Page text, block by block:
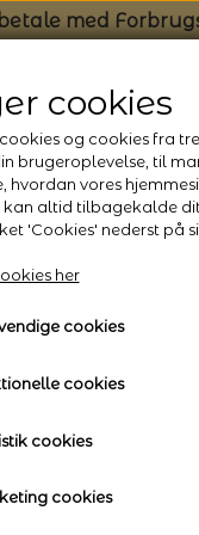
med
Butikken har
er åben og
på, at der
cookies
og cookies fra
brugeroplevelse, til
hvordan vores
kan altid tilbagekalde
'Cookies' nederst på
her
cookies
cookies
cookies
cookies